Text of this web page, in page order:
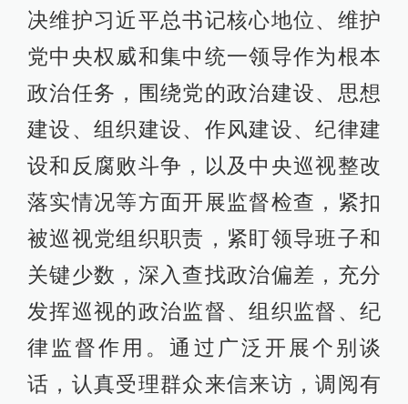
决维护习近平总书记核心地位、维护
党中央权威和集中统一领导作为根本
政治任务，围绕党的政治建设、思想
建设、组织建设、作风建设、纪律建
设和反腐败斗争，以及中央巡视整改
落实情况等方面开展监督检查，紧扣
被巡视党组织职责，紧盯领导班子和
关键少数，深入查找政治偏差，充分
发挥巡视的政治监督、组织监督、纪
律监督作用。通过广泛开展个别谈
话，认真受理群众来信来访，调阅有